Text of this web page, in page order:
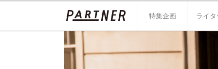
特集企画 ライタ